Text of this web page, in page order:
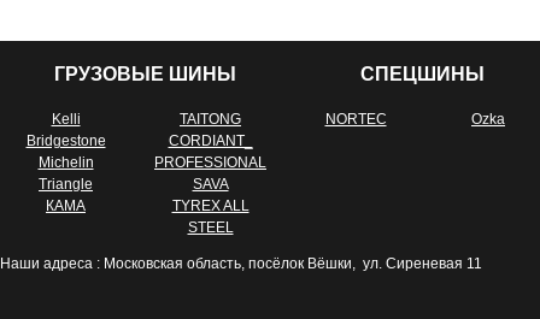
ГРУЗОВЫЕ ШИНЫ СПЕЦШИНЫ
Kelli
Bridgestone
Michelin
Triangle
КАМА
TAITONG
CORDIANT_
PROFESSIONAL
SAVA
TYREX ALL
STEEL
NORTEC Ozka
Наши адреса : Московская область, посёлок Вёшки, ул. Сиреневая 11